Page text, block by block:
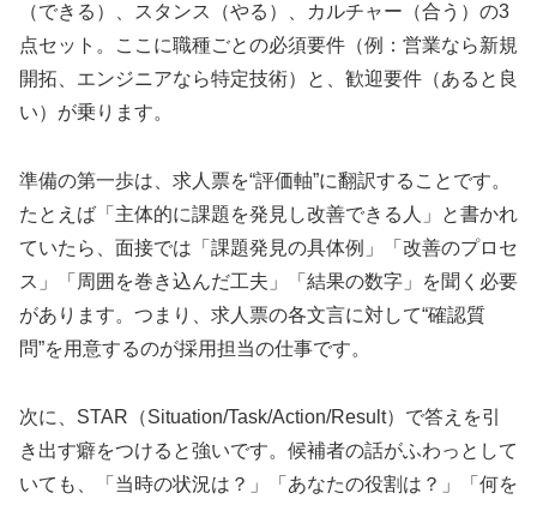
（できる）、スタンス（やる）、カルチャー（合う）の3
点セット。ここに職種ごとの必須要件（例：営業なら新規
開拓、エンジニアなら特定技術）と、歓迎要件（あると良
い）が乗ります。
準備の第一歩は、求人票を“評価軸”に翻訳することです。
たとえば「主体的に課題を発見し改善できる人」と書かれ
ていたら、面接では「課題発見の具体例」「改善のプロセ
ス」「周囲を巻き込んだ工夫」「結果の数字」を聞く必要
があります。つまり、求人票の各文言に対して“確認質
問”を用意するのが採用担当の仕事です。
次に、STAR（Situation/Task/Action/Result）で答えを引
き出す癖をつけると強いです。候補者の話がふわっとして
いても、「当時の状況は？」「あなたの役割は？」「何を